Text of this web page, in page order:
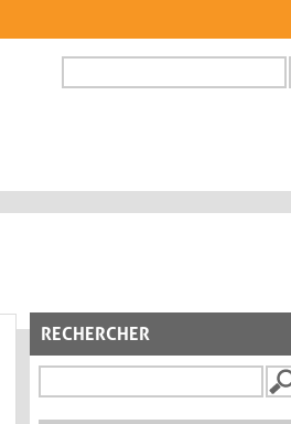
FORMULAIRE DE
RECHERCHER